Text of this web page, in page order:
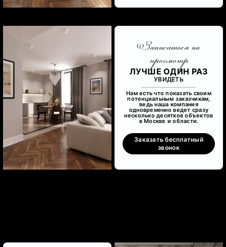
Записаться на
просмотр
ЛУЧШЕ ОДИН РАЗ
УВИДЕТЬ
Нам есть что показать своим
потенциальным заказчикам,
ведь наша компания
одновременно ведет сразу
несколько десятков объектов
в Москве и области.
Заказать бесплатный
звонок